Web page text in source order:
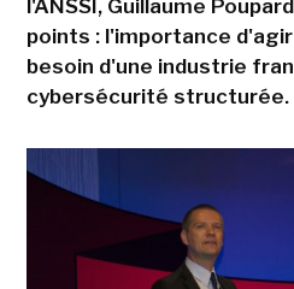
l'ANSSI, Guillaume
points : l'importance
besoin d'une industrie
cybersécurité structurée.